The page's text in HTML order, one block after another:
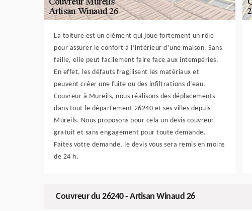
La toiture est un élément qui joue fortement un rôle
pour assurer le confort à l’intérieur d’une maison. Sans
faille, elle peut facilement faire face aux intempéries.
En effet, les défauts fragilisent les matériaux et
peuvent créer une fuite ou des infiltrations d’eau.
Couvreur à Mureils, nous réalisons des déplacements
dans tout le département 26240 et ses villes depuis
Mureils. Nous proposons pour cela un devis couvreur
gratuit et sans engagement pour toute demande.
Faites votre demande, le devis vous sera remis en moins
de 24 h.
Couvreur du 26240 - Artisan Winaud 26